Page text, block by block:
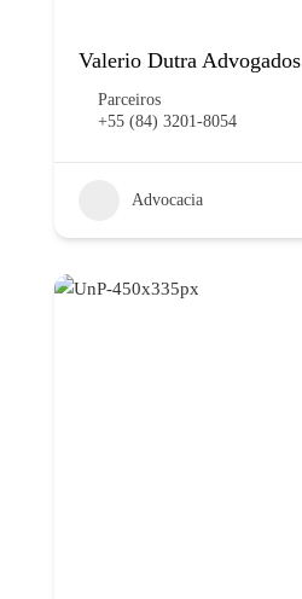
Valerio Dutra Advogados
Parceiros
+55 (84) 3201-8054
Advocacia